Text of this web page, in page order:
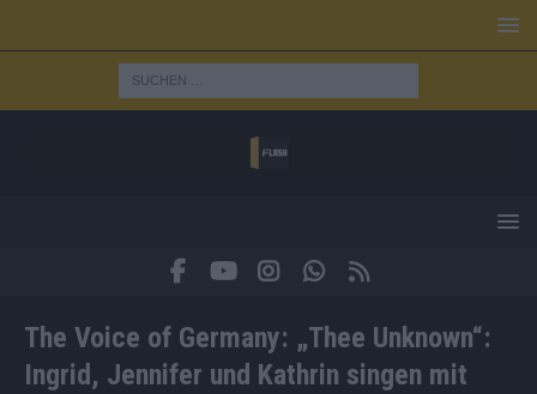
The Voice of Germany: „Thee Unknown“:
Ingrid, Jennifer und Kathrin singen mit